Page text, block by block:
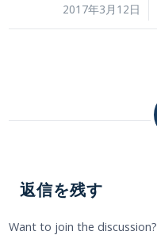
2017年3月12日
/
返信を残す
Want to join the discussion?